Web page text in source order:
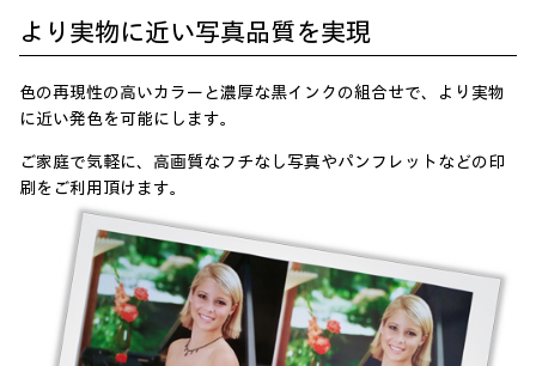
より実物に近い写真品質を実現
色の再現性の高いカラーと濃厚な黒インクの組合せで、より実物
に近い発色を可能にします。
ご家庭で気軽に、高画質なフチなし写真やパンフレットなどの印
刷をご利用頂けます。